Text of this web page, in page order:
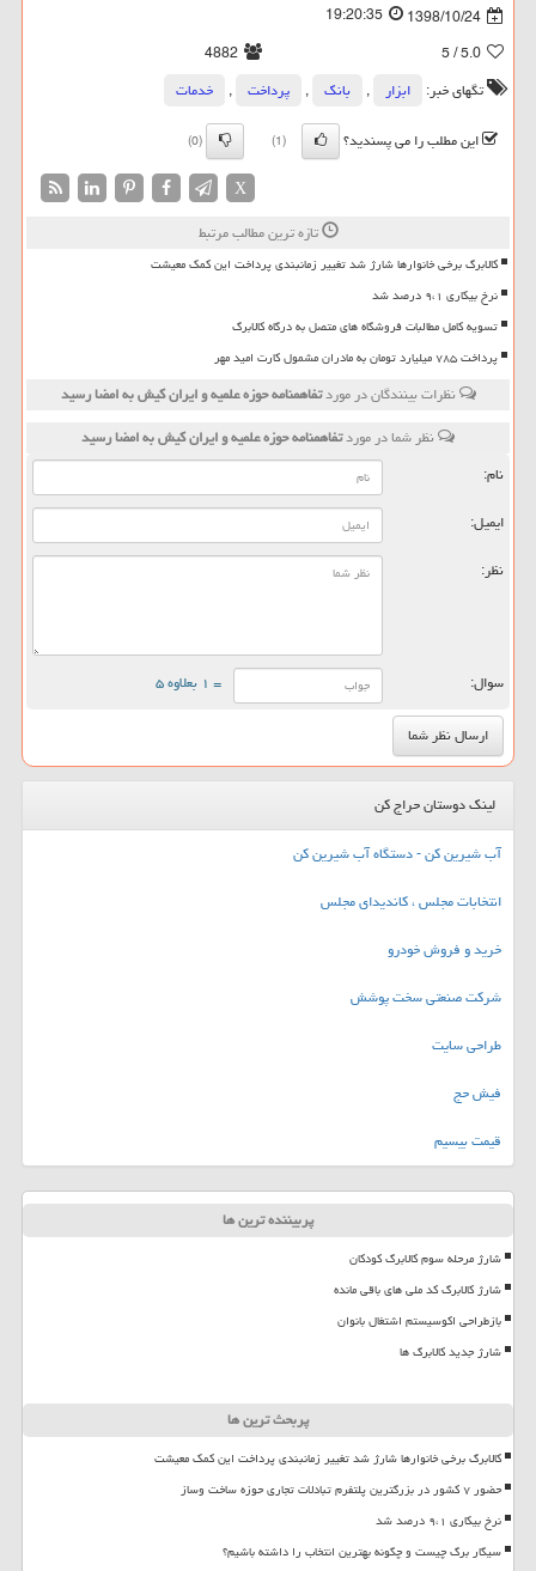
1398/10/24
19:20:35
5.0
/ 5
4882
تگهای خبر:
ابزار , بانك , پرداخت ,
خدمات
این مطلب را می پسندید؟
(1)
(0)
X
تازه ترین مطالب مرتبط
کالابرگ برخی خانوارها شارژ شد تغییر زمانبندی پرداخت این کمک معیشت
نرخ بیکاری ۹،۱ درصد شد
تسویه کامل مطالبات فروشگاه های متصل به درگاه کالابرگ
پرداخت ۷۸۵ میلیارد تومان به مادران مشمول کارت امید مهر
نظرات بینندگان در موردتفاهمنامه حوزه علمیه و ایران كیش به امضا رسید
نظر شما در موردتفاهمنامه حوزه علمیه و ایران كیش به امضا رسید
نام:
ایمیل:
نظر:
سوال: = ۱ بعلاوه ۵
لینک دوستان حراج کن
آب شیرین کن - دستگاه آب شیرین کن
انتخابات مجلس ، کاندیدای مجلس
خرید و فروش خودرو
شرکت صنعتی سخت پوشش
طراحی سایت
فیش حج
قیمت بیسیم
پربیننده ترین ها
شارژ مرحله سوم کالابرگ کودکان
شارژ کالابرگ کد ملی های باقی مانده
بازطراحی اکوسیستم اشتغال بانوان
شارژ جدید کالابرگ ها
پربحث ترین ها
کالابرگ برخی خانوارها شارژ شد تغییر زمانبندی پرداخت این کمک معیشت
حضور ۷ کشور در بزرگترین پلتفرم تبادلات تجاری حوزه ساخت وساز
نرخ بیکاری ۹،۱ درصد شد
سیگار برگ چیست و چگونه بهترین انتخاب را داشته باشیم؟